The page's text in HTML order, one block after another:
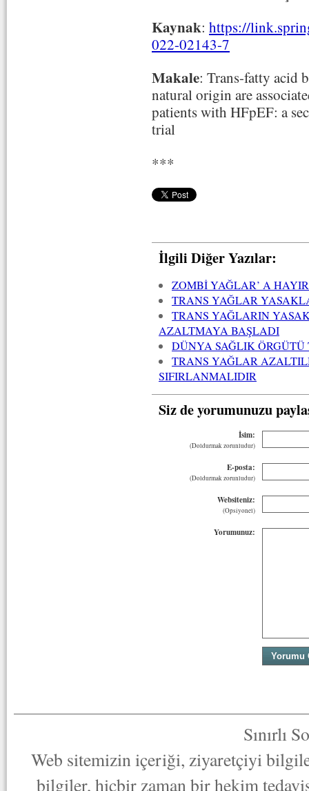
Kaynak: https://
022-02143-7
Makale: Trans-fatty acid
natural origin are
patients with HFpEF: a
trial
***
İlgili Diğer Yazılar:
ZOMBİ YAĞLAR’ A
TRANS YAĞLAR
TRANS YAĞLARIN
AZALTMAYA BAŞLADI
DÜNYA SAĞLIK
TRANS YAĞLAR
SIFIRLANMALIDIR
Siz de yorumunuzu
İsim:
(Doldurmak zorunludur)
E-posta:
(Doldurmak zorunludur)
Websiteniz:
(Opsiyonel)
Yorumunuz:
Sınırlı
Web sitemizin içeriği, ziyaretçiyi
bilgiler, hiçbir zaman bir hekim